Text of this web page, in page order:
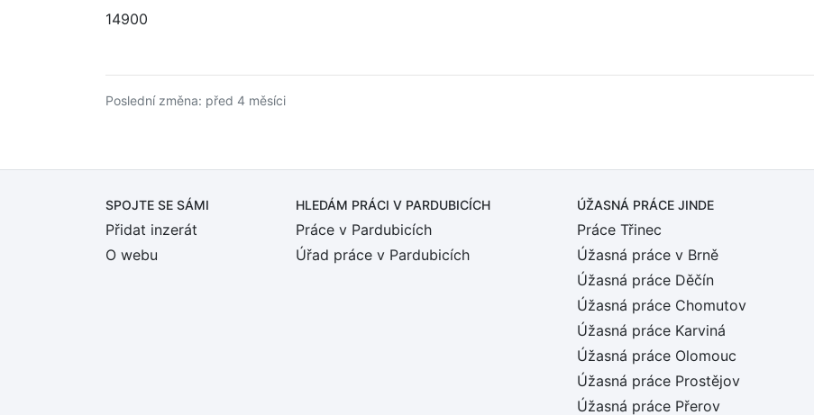
14900
Poslední změna: před 4 měsíci
SPOJTE SE SÁMI
Přidat inzerát
O webu
HLEDÁM PRÁCI V PARDUBICÍCH
Práce v Pardubicích
Úřad práce v Pardubicích
ÚŽASNÁ PRÁCE JINDE
Práce Třinec
Úžasná práce v Brně
Úžasná práce Děčín
Úžasná práce Chomutov
Úžasná práce Karviná
Úžasná práce Olomouc
Úžasná práce Prostějov
Úžasná práce Přerov